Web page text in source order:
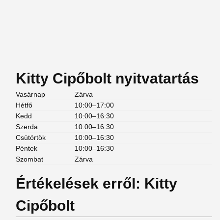
Kitty Cipőbolt nyitvatartás
Vasárnap
Zárva
Hétfő
10:00–17:00
Kedd
10:00–16:30
Szerda
10:00–16:30
Csütörtök
10:00–16:30
Péntek
10:00–16:30
Szombat
Zárva
Értékelések erről: Kitty
Cipőbolt